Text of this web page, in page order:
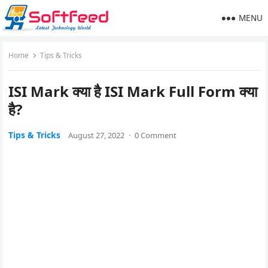
MENU
Home Tips & Tricks
ISI Mark क्या है ISI Mark Full Form क्या
है?
Tips & Tricks August 27, 2022 · 0 Comment